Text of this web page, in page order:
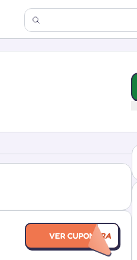
VER CUPOM
PRIMEIRACOMPRA